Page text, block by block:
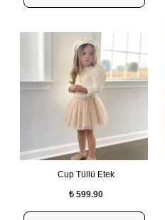
Cup Tüllü Etek
₺ 599.90